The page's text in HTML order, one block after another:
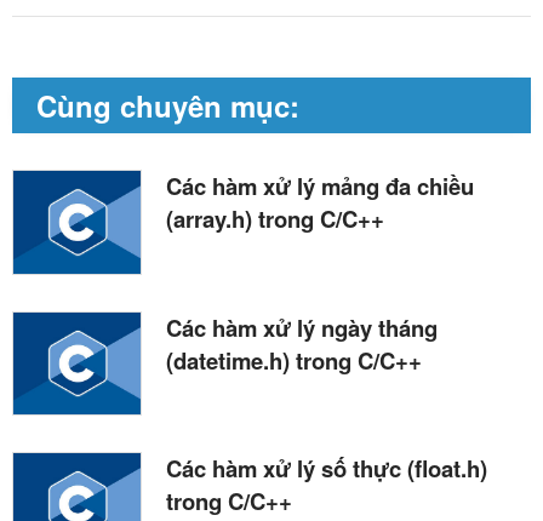
Cùng chuyên mục:
Các hàm xử lý mảng đa chiều
(array.h) trong C/C++
Các hàm xử lý ngày tháng
(datetime.h) trong C/C++
Các hàm xử lý số thực (float.h)
trong C/C++